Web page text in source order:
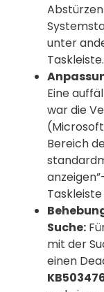
unter
Taskleiste.
Eine
war die
Bereich
Suche:
mit der
einen